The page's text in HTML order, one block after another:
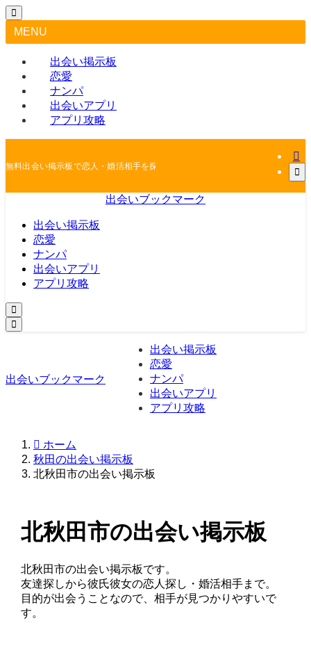
MENU
出会い掲示板
恋愛
ナンパ
出会いアプリ
アプリ攻略
無料出会い掲示板で恋人・婚活相手を探しちゃおう
出会いブックマーク
出会い掲示板
恋愛
ナンパ
出会いアプリ
アプリ攻略
出会いブックマーク
出会い掲示板
恋愛
ナンパ
出会いアプリ
アプリ攻略
ホーム
秋田の出会い掲示板
北秋田市の出会い掲示板
北秋田市の出会い掲示板
北秋田市の出会い掲示板です。
友達探しから彼氏彼女の恋人探し・婚活相手まで。
目的が出会うことなので、相手が見つかりやすいで
す。